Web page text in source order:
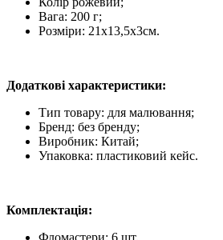
Вага: 200 г;
Розміри: 21х13,5х3см.
Додаткові характеристики:
Тип товару: для малювання;
Бренд: без бренду;
Виробник: Китай;
Упаковка: пластиковий кейс.
Комплектація:
Фломастери: 6 шт.